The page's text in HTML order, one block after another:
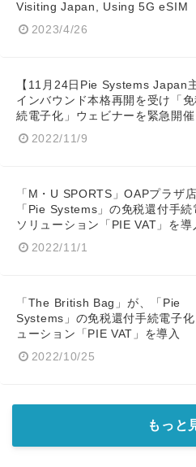
Visiting Japan, Using 5G eSIM
2023/4/26
【11月24日Pie Systems Japan
インバウンド本格再開を受け「
続電子化」ウェビナーを緊急開催
2022/11/9
「M・U SPORTS」OAPプラザ店
「Pie Systems」の免税還付手続
ソリューション「PIE VAT」を導
2022/11/1
「The British Bag」が、「Pie
Systems」の免税還付手続電子化
ューション「PIE VAT」を導入
2022/10/25
もっと